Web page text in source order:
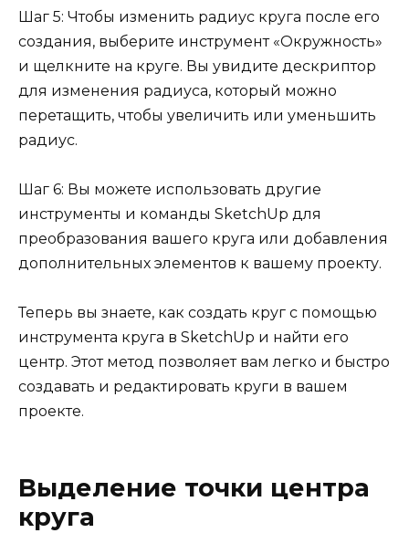
Шаг 5: Чтобы изменить радиус круга после его
создания, выберите инструмент «Окружность»
и щелкните на круге. Вы увидите дескриптор
для изменения радиуса, который можно
перетащить, чтобы увеличить или уменьшить
радиус.
Шаг 6: Вы можете использовать другие
инструменты и команды SketchUp для
преобразования вашего круга или добавления
дополнительных элементов к вашему проекту.
Теперь вы знаете, как создать круг с помощью
инструмента круга в SketchUp и найти его
центр. Этот метод позволяет вам легко и быстро
создавать и редактировать круги в вашем
проекте.
Выделение точки центра
круга